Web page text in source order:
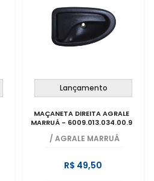
Lançamento
MAÇANETA DIREITA AGRALE
MARRUÁ - 6009.013.034.00.9
/ AGRALE MARRUÁ
R$ 49,50